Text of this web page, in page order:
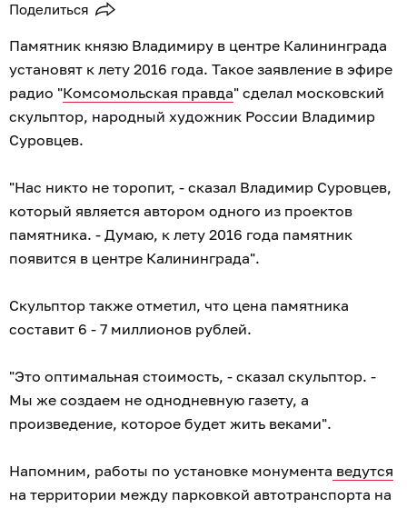
Поделиться
Памятник князю Владимиру в центре Калининграда
установят к лету 2016 года. Такое заявление в эфире
радио "Комсомольская правда" сделал московский
скульптор, народный художник России Владимир
Суровцев.
"Нас никто не торопит, - сказал Владимир Суровцев,
который является автором одного из проектов
памятника. - Думаю, к лету 2016 года памятник
появится в центре Калининграда".
Скульптор также отметил, что цена памятника
составит 6 - 7 миллионов рублей.
"Это оптимальная стоимость, - сказал скульптор. -
Мы же создаем не однодневную газету, а
произведение, которое будет жить веками".
Напомним, работы по установке монумента ведутся
на территории между парковкой автотранспорта на